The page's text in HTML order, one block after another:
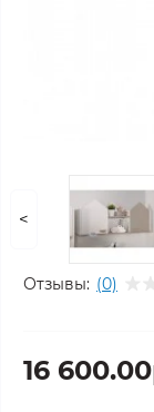
<
Отзывы: (0)
16